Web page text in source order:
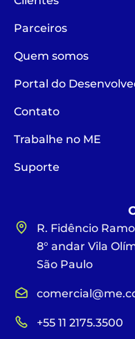
Parceiros
Quem somos
Portal do
Contato
Trabalhe no ME
Suporte
R. Fidêncio
8° andar Vila
São Paulo
+55 11 2175.3500